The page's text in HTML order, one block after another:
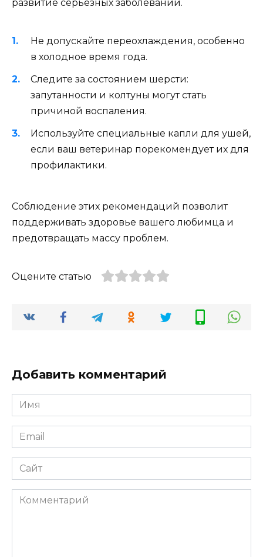
развитие серьезных заболеваний.
Не допускайте переохлаждения, особенно
в холодное время года.
Следите за состоянием шерсти:
запутанности и колтуны могут стать
причиной воспаления.
Используйте специальные капли для ушей,
если ваш ветеринар порекомендует их для
профилактики.
Соблюдение этих рекомендаций позволит
поддерживать здоровье вашего любимца и
предотвращать массу проблем.
Оцените статью
Добавить комментарий
Имя
*
Email
*
Сайт
Комментарий